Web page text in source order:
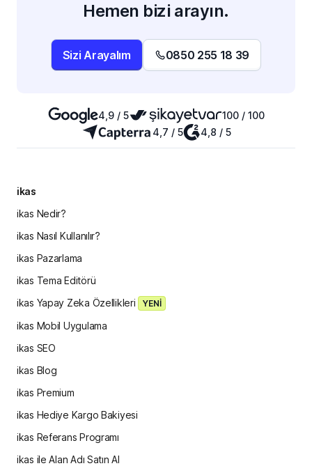
Hemen bizi arayın.
Sizi Arayalım 0850 255 18 39
4,9 / 5
100 / 100
4,7 / 5
4,8 / 5
ikas
ikas Nedir?
ikas Nasıl Kullanılır?
ikas Pazarlama
ikas Tema Editörü
ikas Yapay Zeka Özellikleri
YENİ
ikas Mobil Uygulama
ikas SEO
ikas Blog
ikas Premium
ikas Hediye Kargo Bakiyesi
ikas Referans Programı
ikas ile Alan Adı Satın Al